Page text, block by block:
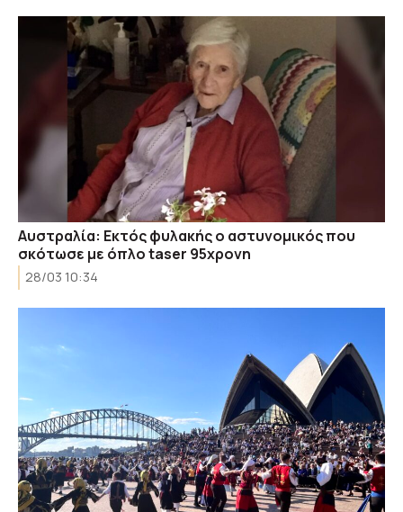
Αυστραλία: Εκτός φυλακής ο αστυνομικός που
σκότωσε με όπλο taser 95χρονη
28/03 10:34